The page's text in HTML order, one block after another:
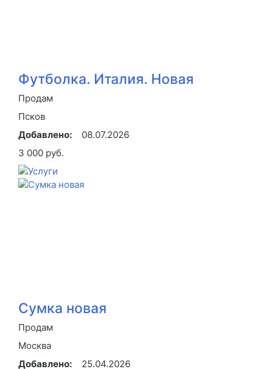
Футболка. Италия. Новая
Продам
Псков
Добавлено:
08.07.2026
3 000 руб.
Сумка новая
Продам
Москва
Добавлено:
25.04.2026